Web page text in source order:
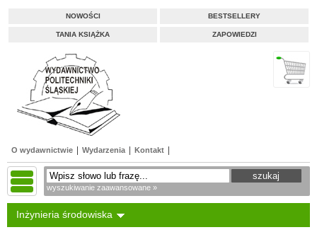
NOWOŚCI BESTSELLERY
TANIA KSIĄŻKA ZAPOWIEDZI
O wydawnictwie Wydarzenia Kontakt
wyszukiwanie zaawansowane »
Inżynieria środowiska